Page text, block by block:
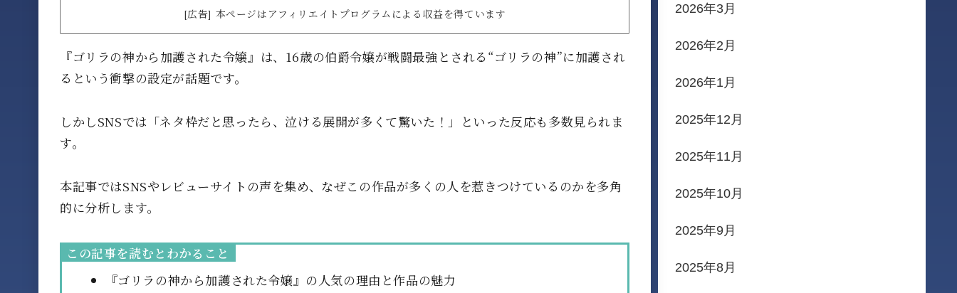
[広告] 本ページはアフィリエイトプログラムによる収益を得ています
『ゴリラの神から加護された令嬢』は、16歳の伯爵令嬢が戦闘最強とされる“ゴリラの神”に加護され
るという衝撃の設定が話題です。
しかしSNSでは「ネタ枠だと思ったら、泣ける展開が多くて驚いた！」といった反応も多数見られま
す。
本記事ではSNSやレビューサイトの声を集め、なぜこの作品が多くの人を惹きつけているのかを多角
的に分析します。
この記事を読むとわかること
『ゴリラの神から加護された令嬢』の人気の理由と作品の魅力
2026年3月
2026年2月
2026年1月
2025年12月
2025年11月
2025年10月
2025年9月
2025年8月